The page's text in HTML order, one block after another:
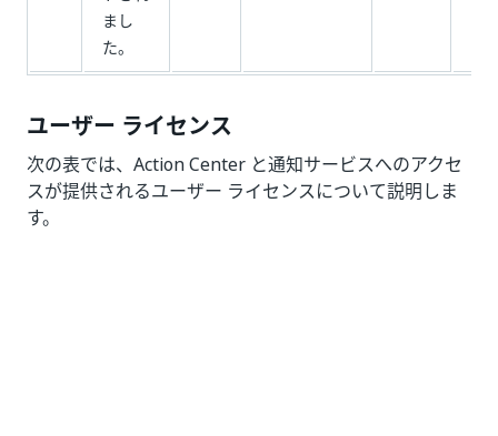
まし
た。
ユーザー ライセンス
次の表では、Action Center と通知サービスへのアクセ
スが提供されるユーザー ライセンスについて説明しま
す。